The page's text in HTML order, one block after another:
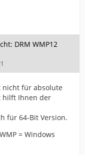
DRM WMP12
nicht für absolute
hilft Ihnen der
für 64-Bit Version.
= Windows